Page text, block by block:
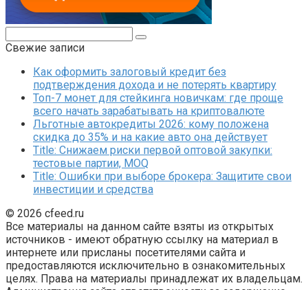
Свежие записи
Как оформить залоговый кредит без
подтверждения дохода и не потерять квартиру
Топ-7 монет для стейкинга новичкам: где проще
всего начать зарабатывать на криптовалюте
Льготные автокредиты 2026: кому положена
скидка до 35% и на какие авто она действует
Title: Снижаем риски первой оптовой закупки:
тестовые партии, MOQ
Title: Ошибки при выборе брокера: Защитите свои
инвестиции и средства
© 2026 cfeed.ru
Все материалы на данном сайте взяты из открытых
источников - имеют обратную ссылку на материал в
интернете или присланы посетителями сайта и
предоставляются исключительно в ознакомительных
целях. Права на материалы принадлежат их владельцам.